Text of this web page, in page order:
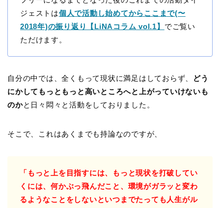
ジェストは個人で活動し始めてからここまで(〜
2018年)の振り返り【LiNAコラム vol.1】 でご覧い
ただけます。
自分の中では、全くもって現状に満足はしておらず、
どう
にかしてもっともっと高いところへと上がっていけないも
のかと日々悶々と活動をしておりました。
そこで、これはあくまでも持論なのですが、
「もっと上を目指すには、もっと現状を打破してい
くには、何かぶっ飛んだこと、環境がガラッと変わ
るようなことをしないといつまでたっても人生がル